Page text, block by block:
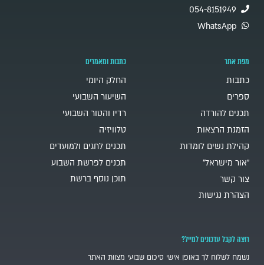
054-8151949
WhatsApp
מפת אתר
כתבות
ספרים
תכנים להורדה
הזמנת הרצאות
קהילת נשים לומדות
"אור מישראל"
צור קשר
הצהרת נגישות
כתבות ומאמרים
החלק היומי
השיעור השבועי
רדיו והטור השבועי
טלוויזיה
תכנים לחגים ולמועדים
תכנים לפרשת השבוע
תוכן נוסף ברשת
רוצה לקבל עדכונים למייל?
נשמח לשלוח לך באופן אישי סיכום שבועי מצוות האתר